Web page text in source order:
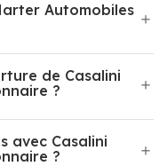
Automobiles
de Casalini
?
avec Casalini
?